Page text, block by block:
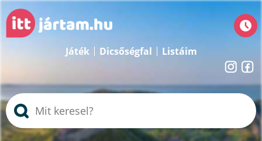
Játék Dicsőségfal Listáim